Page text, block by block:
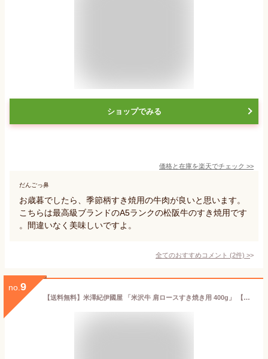
ショップでみる
価格と在庫を楽天でチェック >>
だんごっ鼻
お歳暮でしたら、季節柄すき焼用の牛肉が良いと思います。
こちらは最高級ブランドのA5ランクの松阪牛のすき焼用です
。間違いなく美味しいですよ。
全てのおすすめコメント (2件) >
no. 9
【送料無料】米澤紀伊國屋 「米沢牛 肩ロースすき焼き用 400g」 【離島不可】 / お取り寄せ 通販 プレゼント ギフト お歳暮 おすすめ /